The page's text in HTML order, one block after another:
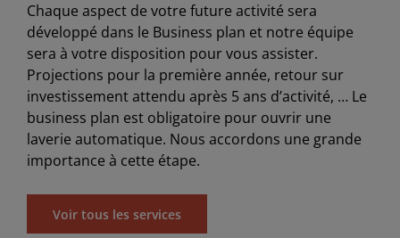
Chaque aspect de votre future activité sera
développé dans le Business plan et notre équipe
sera à votre disposition pour vous assister.
Projections pour la première année, retour sur
investissement attendu après 5 ans d’activité, … Le
business plan est obligatoire pour ouvrir une
laverie automatique. Nous accordons une grande
importance à cette étape.
Voir tous les services